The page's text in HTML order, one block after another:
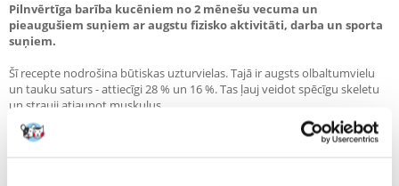
Pilnvērtīga barība kucēniem no 2 mēnešu vecuma un
pieaugušiem suņiem ar augstu fizisko aktivitāti, darba un sporta
suņiem.
Šī recepte nodrošina būtiskas uzturvielas. Tajā ir augsts olbaltumvielu
un tauku saturs - attiecīgi 28 % un 16 %. Tas ļauj veidot spēcīgu skeletu
un strauji atjaunot muskuļus.
Tā nesatur cukuru, soju un ĢMO.